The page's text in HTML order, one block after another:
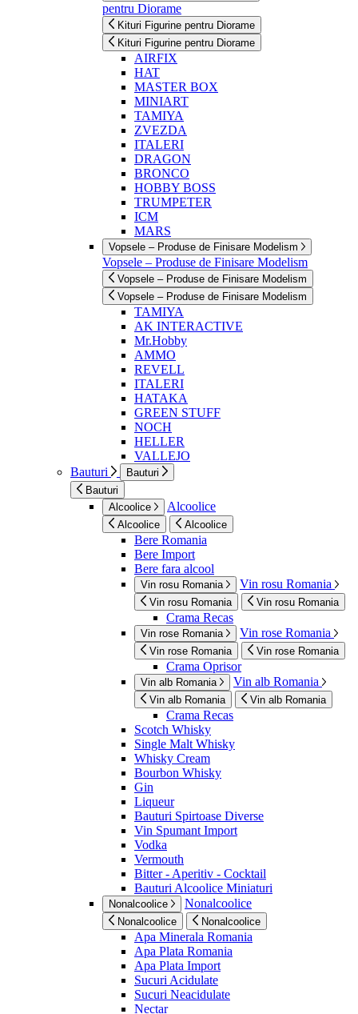
pentru Diorame
Kituri Figurine pentru Diorame
Kituri Figurine pentru Diorame
AIRFIX
HAT
MASTER BOX
MINIART
TAMIYA
ZVEZDA
ITALERI
DRAGON
BRONCO
HOBBY BOSS
TRUMPETER
ICM
MARS
Vopsele – Produse de Finisare Modelism
Vopsele – Produse de Finisare Modelism
Vopsele – Produse de Finisare Modelism
Vopsele – Produse de Finisare Modelism
TAMIYA
AK INTERACTIVE
Mr.Hobby
AMMO
REVELL
ITALERI
HATAKA
GREEN STUFF
NOCH
HELLER
VALLEJO
Bauturi
Bauturi
Bauturi
Alcoolice
Alcoolice
Alcoolice Alcoolice
Bere Romania
Bere Import
Bere fara alcool
Vin rosu Romania Vin rosu Romania
Vin rosu Romania Vin rosu Romania
Crama Recas
Vin rose Romania Vin rose Romania
Vin rose Romania Vin rose Romania
Crama Oprisor
Vin alb Romania Vin alb Romania
Vin alb Romania Vin alb Romania
Crama Recas
Scotch Whisky
Single Malt Whisky
Whisky Cream
Bourbon Whisky
Gin
Liqueur
Bauturi Spirtoase Diverse
Vin Spumant Import
Vodka
Vermouth
Bitter - Aperitiv - Cocktail
Bauturi Alcoolice Miniaturi
Nonalcoolice Nonalcoolice
Nonalcoolice Nonalcoolice
Apa Minerala Romania
Apa Plata Romania
Apa Plata Import
Sucuri Acidulate
Sucuri Neacidulate
Nectar